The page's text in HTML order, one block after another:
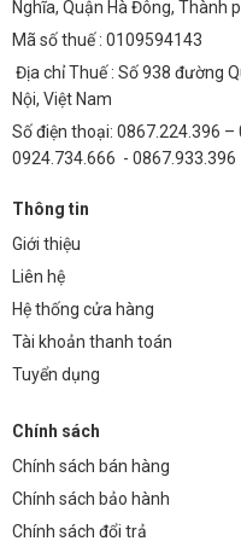
3.3. Chiếu Sáng Bãi Đậu
Đảm bảo tầm nhìn tốt, giúp
tăng cường an ninh.
3.4. Chiếu Sáng Khu Công
Cung cấp ánh sáng ổn định,
4. FAQs
1. Chip LED đèn đường
thọ bao lâu?
Tuổi thọ trung bình của chip
Có, chip LED Philips M11 có
điều chỉnh độ sáng theo thời
3. Ứng dụng nào phù
Nghĩa, Quận Hà Đông, Thành
Mã số thuế : 0109594143
Địa chỉ Thuế : Số 938 đường
Nội, Việt Nam
Số điện thoại: 0867.224.396
0924.734.666 - 0867.933.396
Thông tin
Giới thiệu
Liên hệ
Hệ thống cửa hàng
Tài khoản thanh toán
Tuyển dụng
Chính sách
Chính sách bán hàng
Chính sách bảo hành
Chính sách đổi trả